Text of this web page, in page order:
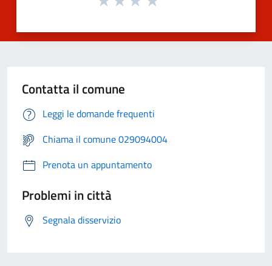
Contatta il comune
Leggi le domande frequenti
Chiama il comune 029094004
Prenota un appuntamento
Problemi in città
Segnala disservizio